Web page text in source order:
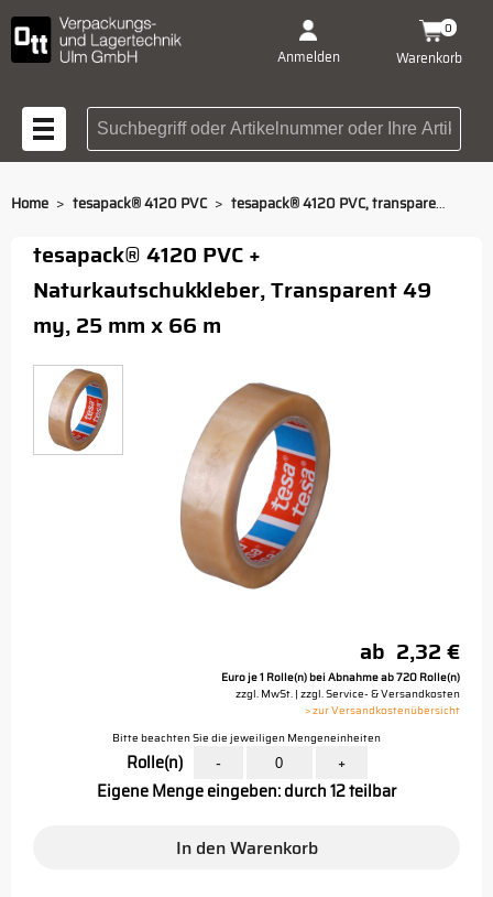
Anmelden Warenkorb
0
Suchbegriff oder
Home > tesapack® 4120 PVC > tesapack® 4120 PVC, transparent, 66m/25mm
tesapack® 4120 PVC +
Naturkautschukkleber, Transparent 49
my, 25 mm x 66 m
ab 2,32 €
Euro je 1 Rolle(n) bei Abnahme ab 720 Rolle(n)
zzgl. MwSt. | zzgl. Service- & Versandkosten
> zur Versandkostenübersicht
Bitte beachten Sie die jeweiligen Mengeneinheiten
Rolle(n) - +
Eigene Menge eingeben: durch 12 teilbar
In den Warenkorb